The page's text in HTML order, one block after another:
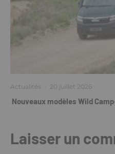
Actualités · 20 juillet 2026
Nouveaux modèles Wild
Laisser un